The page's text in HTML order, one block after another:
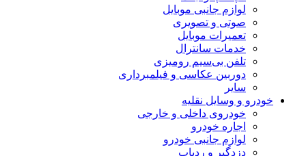
لوازم جانبی موبایل
صوتی و تصویری
تعمیرات موبایل
خدمات سانترال
تلفن بی‌سیم رومیزی
دوربین عکاسی و فیلمبرداری
سایر
خودرو و وسایل نقلیه
خودروی داخلی و خارجی
اجاره خودرو
لوازم جانبی خودرو
دزدگیر و ردیاب